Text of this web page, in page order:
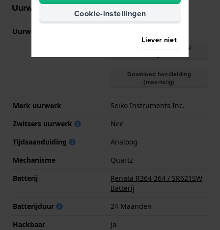
Uurwerk informatie
Uurwerk nr.
Download handleiding
Download handleiding
(meertalig)
Merk uurwerk
Seiko Instruments Inc.
Zwitsers uurwerk
Nee
Tijdsaanduiding
Analoog
Mechanisme
Quartz
Batterij
Renata R364 364 / SR621SW
Batterij
Batterijduur
24 Maanden
Hackbaar
Ja
Cookie-instellingen
Liever niet